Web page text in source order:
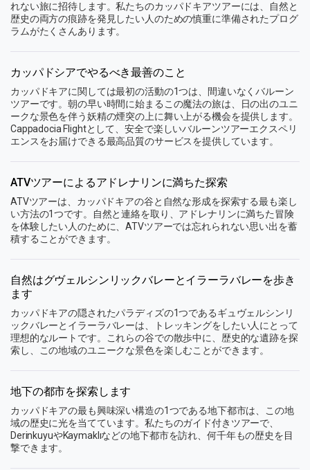
れない旅に招待します。私たちのカッパドキアツアーには、自然と
歴史の両方の痕跡を発見したい人のための慎重に準備されたプログ
ラムがたくさんあります。
カッパドシアでやるべき最善のこと
カッパドキアに関しては最初の活動の1つは、間違いなくバルーン
ツアーです。朝の早い時間に始まるこの魔法の旅は、日の出のユニ
ークな景色を伴う妖精の煙突の上に舞い上がる機会を提供します。
Cappadocia Flightとして、安全で楽しいバルーンツアーエクスペリ
エンスをお届けできる最高品質のサービスを提供しています。
ATVツアーによるアドレナリンに満ちた探索
ATVツアーは、カッパドキアの谷と自然な形成を探索する最も楽し
い方法の1つです。自然と連絡を取り、アドレナリンに満ちた冒険
を体験したい人のために、ATVツアーでは忘れられない思い出を蓄
積することができます。
自然はグヴェルシンリックバレーとイラーラバレーを歩き
ます
カッパドキアの隠されたパラディズの1つであるギュヴェルシンリ
ックバレーとイラーラバレーは、トレッキングをしたい人にとって
理想的なルートです。これらの谷での散歩中に、歴史的な遺跡を探
索し、この地域のユニークな景色を楽しむことができます。
地下の都市を探索します
カッパドキアの最も興味深い構造の1つである地下都市は、この地
域の歴史に光を当てています。私たちのガイド付きツアーで、
DerinkuyuやKaymaklıなどの地下都市を訪れ、何千年もの歴史を目
撃できます。